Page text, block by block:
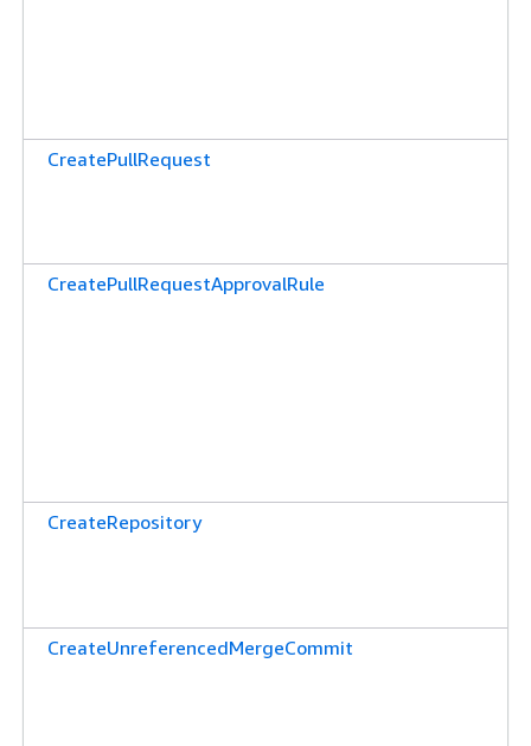
CreatePullRequest
CreatePullRequestApprovalRule
CreateRepository
CreateUnreferencedMergeCommit